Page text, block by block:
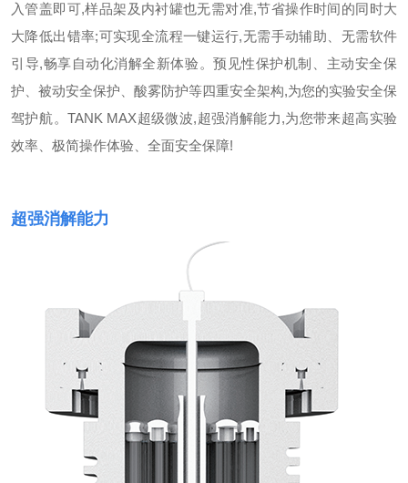
入管盖即可,样品架及内衬罐也无需对准,节省操作时间的同时大
大降低出错率;可实现全流程一键运行,无需手动辅助、无需软件
引导,畅享自动化消解全新体验。预见性保护机制、主动安全保
护、被动安全保护、酸雾防护等四重安全架构,为您的实验安全保
驾护航。TANK MAX超级微波,超强消解能力,为您带来超高实验
效率、极简操作体验、全面安全保障!
超强消解能力